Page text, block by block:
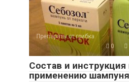
Препараты от грибка
0
Состав и инструкция
применению